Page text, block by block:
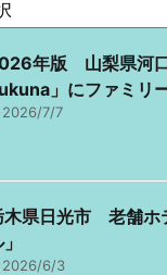
リ選
選手権
で1～
ナス
なく暇
（笑）
ビクし
るのも
年版 山梨県河
」にファミリ
2026/7/7
木県日光市 老舗ホ
2026/6/3